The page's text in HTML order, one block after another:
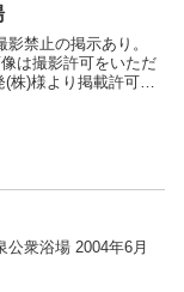
ま...
禁止の掲示あり。
は撮影許可をいただ
株)様より掲載許可を
公衆浴場 2004年6月